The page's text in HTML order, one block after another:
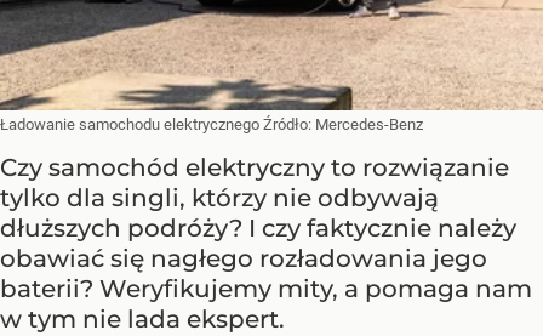
Ładowanie samochodu elektrycznego Źródło: Mercedes-Benz
Czy samochód elektryczny to rozwiązanie
tylko dla singli, którzy nie odbywają
dłuższych podróży? I czy faktycznie należy
obawiać się nagłego rozładowania jego
baterii? Weryfikujemy mity, a pomaga nam
w tym nie lada ekspert.